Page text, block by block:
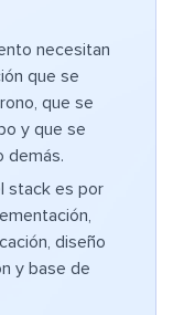
necesitan
que se
que se
y que se
demás.
stack es por
diseño
y base de